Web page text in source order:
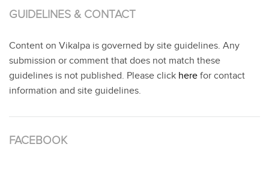
GUIDELINES & CONTACT
Content on Vikalpa is governed by site guidelines. Any
submission or comment that does not match these
guidelines is not published. Please click here for contact
information and site guidelines.
FACEBOOK